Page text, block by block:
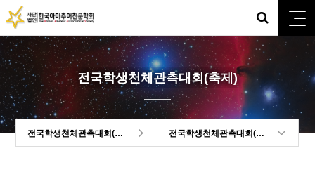
전국학생천체관측대회(축제)
전국학생천체관측대회(축제) 전국학생천체관측대회(축제) 안내